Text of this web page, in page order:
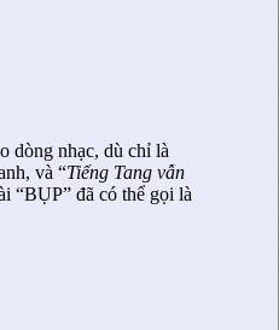
dòng nhạc, dù chỉ là
và “Tiếng Tang vẫn
“BỤP” đã có thể gọi là